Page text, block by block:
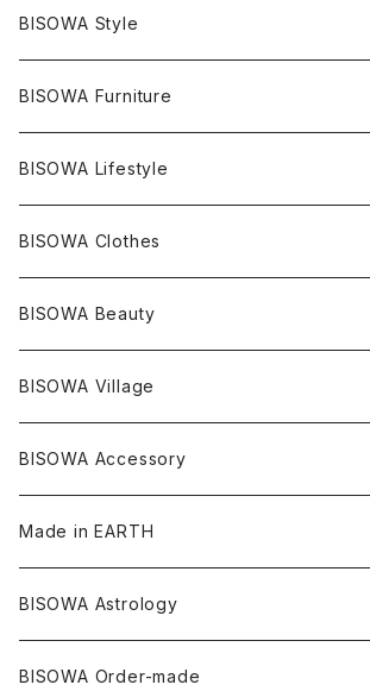
エレスチャル
ライトニング
ツインソウル
メタモルフォーゼス
石の種類別
アメジスト
アクアマリン
デュモルチェライト
タンザナイト
産地別
ヒマラヤ
ブラジル
中国
アメリカ
ネックレス／ペンダント
宇佐美聖子
絹麻 ~kenma~
ピアス
宇佐美聖子
Others
ブレスレット
宇佐美聖子
Others
リング
サンキャッチャー
ヘアアクセサリー
イヤリング
キーホルダー
BISOWA Style
ONE PIECE
ヘンプ
オーガニックコットン
PANTS
ヘンプ
オーガニックコットン
T-SHIRT
オーガニックコットン
ヘンプコットン
leggings
ヘンプ
オーガニックコットン
Others
ヘンプ
オーガニックコットン
Underwear
BISOWA Furniture
のるすく
BISOWA Lifestyle
Music
宇佐美聖子
Niceness Music
浄化アイテム
Cosmic Hemp 麻炭
セージ
オラクルカード
キャンドル
HAZE 和蝋燭
縁キャンドル
陶器
大蝶恵美子
Tomoko Uemura Art 麻炭陶器
Cosmic hemp
YUGEN GLASS
BISOWA Clothes
麻
絹
Others
オーガニックコットン
バンブー
オーガニックフリース
BISOWA Beauty
ヘンプオイル
BISOWA Village
Bisowa Club Room
BISOWA Accessory
ヘアゴム
宇佐美聖子
Made in EARTH
Misakubo Japan
碧-AOI-の松葉天然酵母パン
Uwajima Japan
BISOWA Astrology
BISOWA Order-made